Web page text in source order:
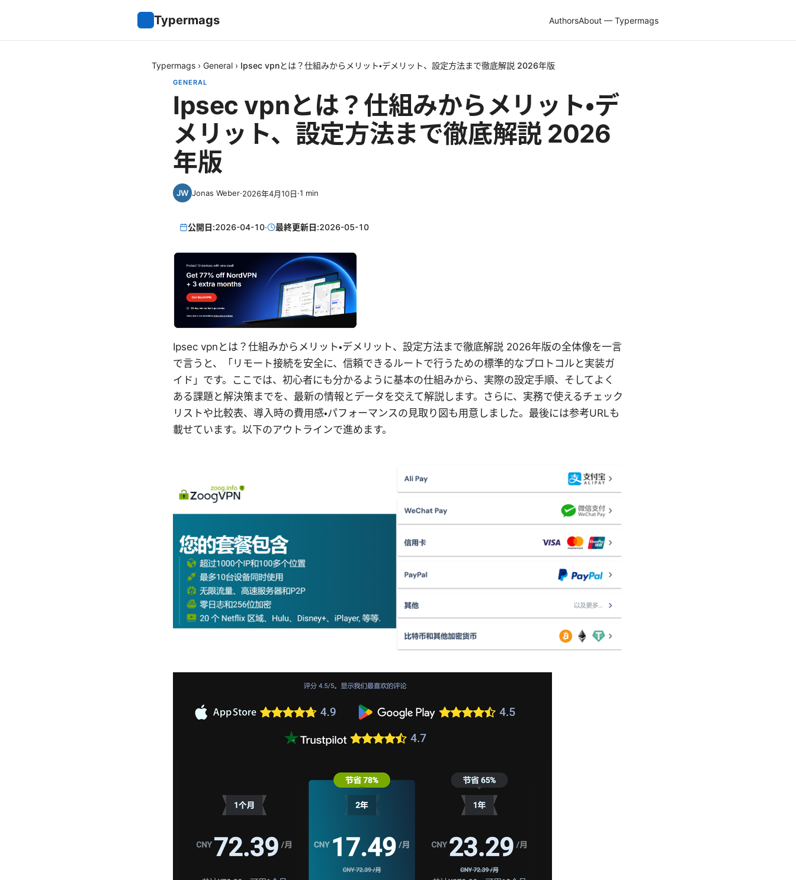
Typermags AuthorsAbout — Typermags
Typermags › General › Ipsec vpnとは？仕組みからメリット・デメリット、設定方法まで徹底解説 2026年版
GENERAL
Ipsec vpnとは？仕組みからメリット・デ
メリット、設定方法まで徹底解説 2026
年版
Jonas Weber·2026年4月10日·1 min
公開日:2026-04-10· 最終更新日:2026-05-10
Ipsec vpnとは？仕組みからメリット・デメリット、設定方法まで徹底解説 2026年版の全体像を一言
で言うと、「リモート接続を安全に、信頼できるルートで行うための標準的なプロトコルと実装ガ
イド」です。ここでは、初心者にも分かるように基本の仕組みから、実際の設定手順、そしてよく
ある課題と解決策までを、最新の情報とデータを交えて解説します。さらに、実務で使えるチェック
リストや比較表、導入時の費用感・パフォーマンスの見取り図も用意しました。最後には参考URLも
載せています。以下のアウトラインで進めます。